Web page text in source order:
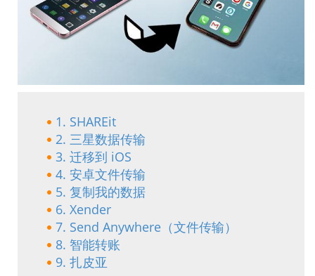
1. SHAREit
2. 三星数据传输
3. 迁移到 iOS
4. 安卓文件传输
5. 复制我的数据
6. Xender
7. Send Anywhere（文件传输）
8. 智能转账
9. 扎皮亚